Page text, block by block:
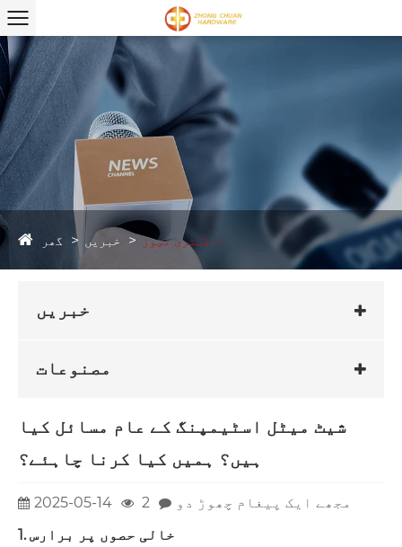
گھر خبریں انڈسٹری نیوز
خبریں
مصنوعات
شیٹ میٹل اسٹیمپنگ کے عام مسائل کیا
ہیں؟ ہمیں کیا کرنا چاہئے؟
2025-05-14 2
مجھے ایک پیغام چھوڑ دو
1. خالی حصوں پر برارس